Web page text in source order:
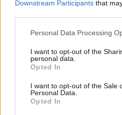
Downstream Participants that
Personal Data Processing
I want to opt-out of the
personal data.
Opted In
I want to opt-out of the Sale
Personal Data.
Opted In
Benzema sivuun Ranskan
joukkueesta
LIITTYVÄT ARTIKKELIT LISÄÄ
Pudotuspelit –